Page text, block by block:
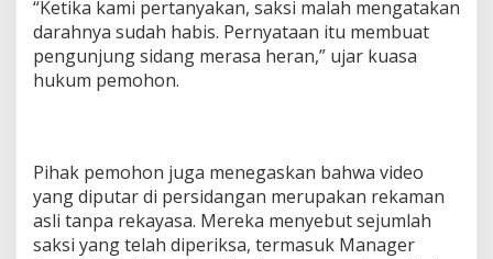
“Ketika kami pertanyakan, saksi malah mengatakan
darahnya sudah habis. Pernyataan itu membuat
pengunjung sidang merasa heran,” ujar kuasa
hukum pemohon.
Pihak pemohon juga menegaskan bahwa video
yang diputar di persidangan merupakan rekaman
asli tanpa rekayasa. Mereka menyebut sejumlah
saksi yang telah diperiksa, termasuk Manager